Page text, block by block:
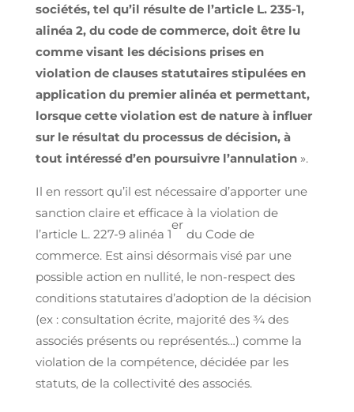
sociétés, tel qu’il résulte de l’article L. 235-1,
alinéa 2, du code de commerce, doit être lu
comme visant les décisions prises en
violation de clauses statutaires stipulées en
application du premier alinéa et permettant,
lorsque cette violation est de nature à influer
sur le résultat du processus de décision, à
tout intéressé d’en poursuivre l’annulation».
Il en ressort qu’il est nécessaire d’apporter une
sanction claire et efficace à la violation de
l’article L. 227-9 alinéa 1
er
du Code de
commerce. Est ainsi désormais visé par une
possible action en nullité, le non-respect des
conditions statutaires d’adoption de la décision
(ex : consultation écrite, majorité des ¾ des
associés présents ou représentés…) comme la
violation de la compétence, décidée par les
statuts, de la collectivité des associés.